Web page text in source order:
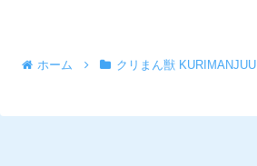
ホーム クリまん獣 KURIMANJUU